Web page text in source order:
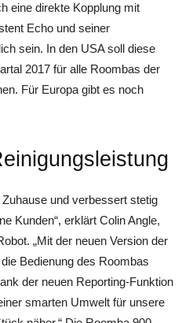
eine direkte Kopplung mit
Echo und seiner
sein. In den USA soll diese
2017 für alle Roombas der
Für Europa gibt es noch
und verbessert stetig
Kunden“, erklärt Colin Angle,
„Mit der neuen Version der
Bedienung des Roombas
der neuen Reporting-Funktion
smarten Umwelt für unsere